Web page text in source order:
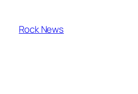
content
Rock News